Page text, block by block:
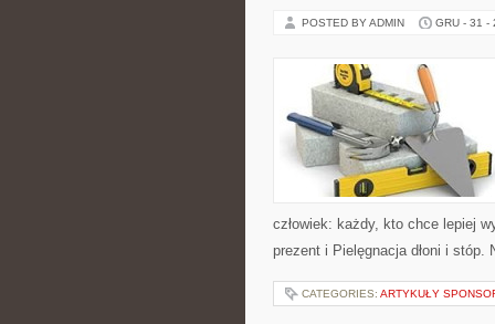
POSTED BY ADMIN GRU - 31 -
człowiek: każdy, kto chce lepiej
prezent i Pielęgnacja dłoni i
CATEGORIES: ARTYKUŁY